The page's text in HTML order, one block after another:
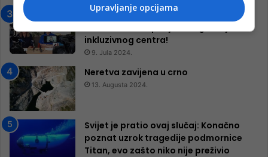
Jablanica: “Budi mi prijatelj” –
inkluzivnog centra!
9. Jula 2024.
Neretva zavijena u crno
13. Augusta 2024.
Svijet je pratio ovaj slučaj: Konačno
poznat uzrok tragedije podmornice
Titan, evo zašto niko nije preživio
Upravljanje opcijama